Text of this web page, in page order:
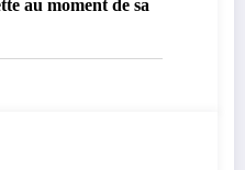
au moment de sa